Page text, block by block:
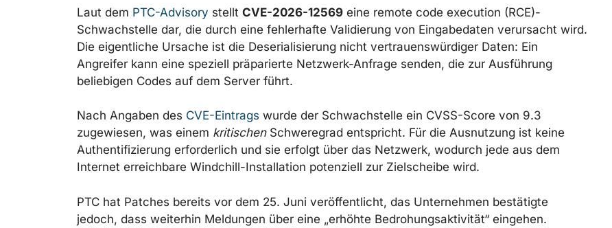
Laut dem PTC-Advisory stellt CVE-2026-12569 eine remote code execution (RCE)-
Schwachstelle dar, die durch eine fehlerhafte Validierung von Eingabedaten verursacht wird.
Die eigentliche Ursache ist die Deserialisierung nicht vertrauenswürdiger Daten: Ein
Angreifer kann eine speziell präparierte Netzwerk-Anfrage senden, die zur Ausführung
beliebigen Codes auf dem Server führt.
Nach Angaben des CVE-Eintrags wurde der Schwachstelle ein CVSS-Score von 9.3
zugewiesen, was einem kritischenSchweregrad entspricht. Für die Ausnutzung ist keine
Authentifizierung erforderlich und sie erfolgt über das Netzwerk, wodurch jede aus dem
Internet erreichbare Windchill-Installation potenziell zur Zielscheibe wird.
PTC hat Patches bereits vor dem 25. Juni veröffentlicht, das Unternehmen bestätigte
jedoch, dass weiterhin Meldungen über eine „erhöhte Bedrohungsaktivität“ eingehen.